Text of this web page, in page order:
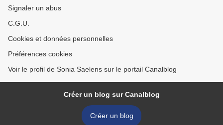
Signaler un abus
C.G.U.
Cookies et données personnelles
Préférences cookies
Voir le profil de Sonia Saelens sur le portail Canalblog
Créer un blog sur Canalblog
Créer un blog